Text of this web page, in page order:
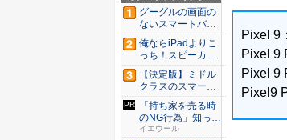
Pixel 9
Pixel 9
Pixel 9
Pixel9
Office 2021 - Win11
搭載
グーグルの画面の
ないスマートバン
ド「Go...
俺ならiPadよりこ
っち！スピーカー
9個...
【決定版】ミドル
クラスのスマート
フォンの...
「持ち家を売る時
のNG行為」知って
るだけ...
イエウール